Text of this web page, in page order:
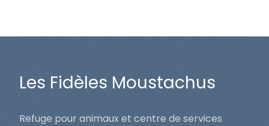
Les Fidèles Moustachus
Refuge pour animaux et centre de services